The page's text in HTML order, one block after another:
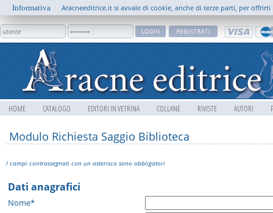
HOME CATALOGO EDITORI IN VETRINA COLLANE RIVISTE AUTORI
Modulo Richiesta Saggio Biblioteca
I campi contrassegnati con un asterisco sono obbligatori
Dati anagrafici
Nome*
Informativa Aracneeditrice.it si avvale di cookie, anche di terze parti, per